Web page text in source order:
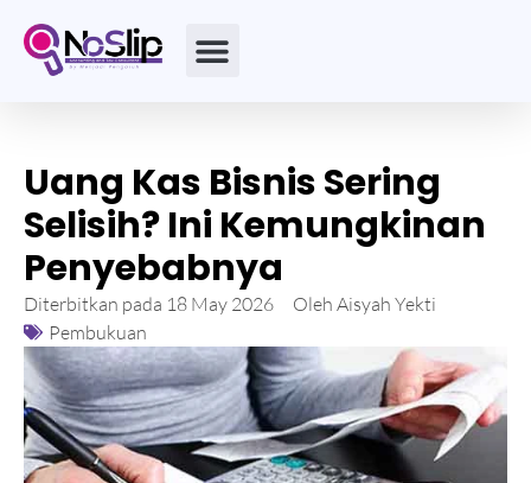
Uang Kas Bisnis Sering
Selisih? Ini Kemungkinan
Penyebabnya
Diterbitkan pada 18 May 2026 Oleh Aisyah Yekti
Pembukuan